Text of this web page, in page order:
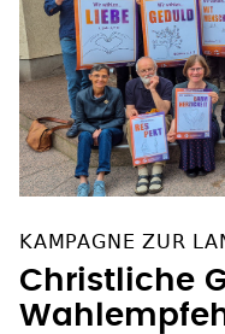
KAMPAGNE ZUR
Christliche